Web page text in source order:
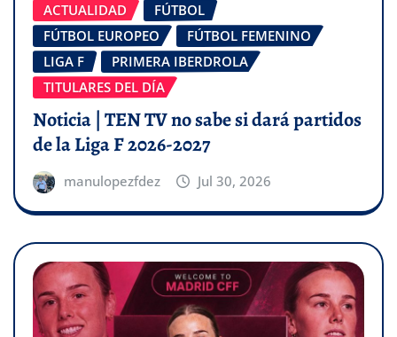
ACTUALIDAD
FÚTBOL
FÚTBOL EUROPEO
FÚTBOL FEMENINO
LIGA F
PRIMERA IBERDROLA
TITULARES DEL DÍA
Noticia | TEN TV no sabe si dará partidos
de la Liga F 2026-2027
manulopezfdez Jul 30, 2026